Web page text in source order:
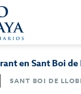
en Sant Boi
SANT BOI DE